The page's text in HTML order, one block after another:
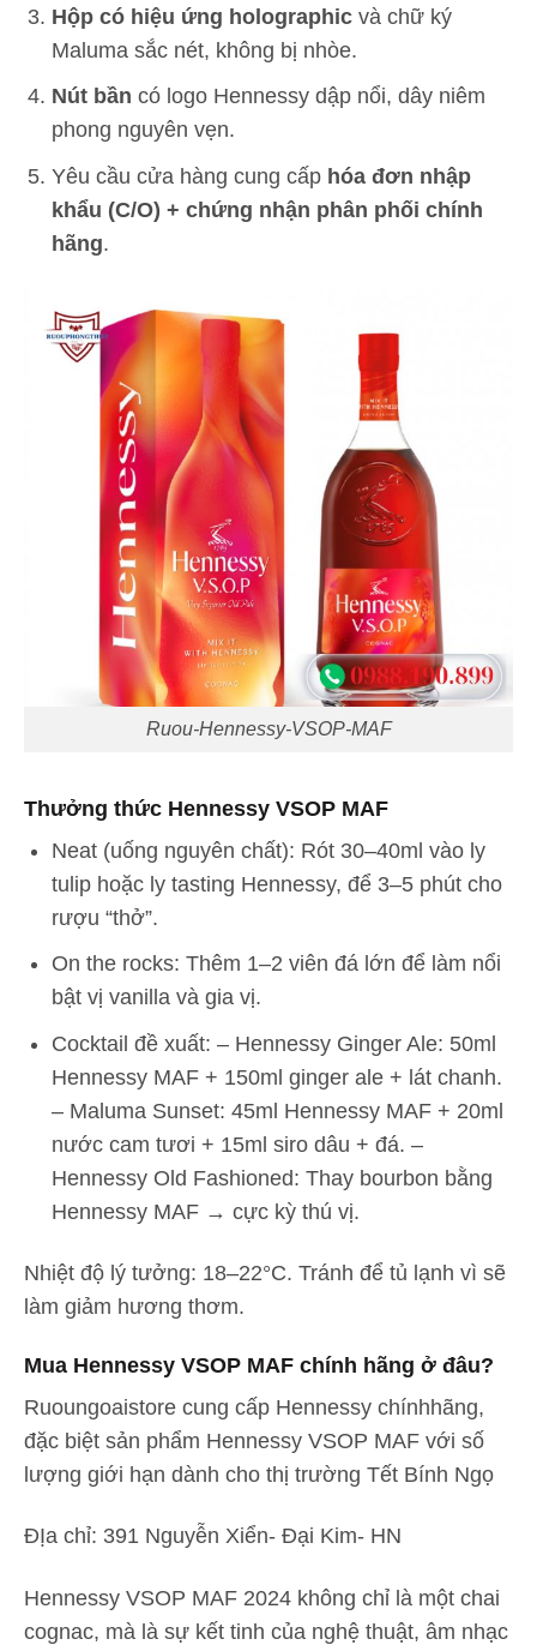
Hộp có hiệu ứng holographic và chữ ký
Maluma sắc nét, không bị nhòe.
Nút bần có logo Hennessy dập nổi, dây niêm
phong nguyên vẹn.
Yêu cầu cửa hàng cung cấp hóa đơn nhập
khẩu (C/O) + chứng nhận phân phối chính
hãng.
Ruou-Hennessy-VSOP-MAF
Thưởng thức Hennessy VSOP MAF
Neat (uống nguyên chất): Rót 30–40ml vào ly
tulip hoặc ly tasting Hennessy, để 3–5 phút cho
rượu “thở”.
On the rocks: Thêm 1–2 viên đá lớn để làm nổi
bật vị vanilla và gia vị.
Cocktail đề xuất: – Hennessy Ginger Ale: 50ml
Hennessy MAF + 150ml ginger ale + lát chanh.
– Maluma Sunset: 45ml Hennessy MAF + 20ml
nước cam tươi + 15ml siro dâu + đá. –
Hennessy Old Fashioned: Thay bourbon bằng
Hennessy MAF → cực kỳ thú vị.
Nhiệt độ lý tưởng: 18–22°C. Tránh để tủ lạnh vì sẽ
làm giảm hương thơm.
Mua Hennessy VSOP MAF chính hãng ở đâu?
Ruoungoaistore cung cấp Hennessy chínhhãng,
đặc biệt sản phẩm Hennessy VSOP MAF với số
lượng giới hạn dành cho thị trường Tết Bính Ngọ
ĐỊa chỉ: 391 Nguyễn Xiển- Đại Kim- HN
Hennessy VSOP MAF 2024 không chỉ là một chai
cognac, mà là sự kết tinh của nghệ thuật, âm nhạc